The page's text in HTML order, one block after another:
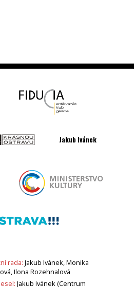
Jakub Ivánek
rada: Jakub Ivánek, Monika
Ilona Rozehnalová
Jakub Ivánek (Centrum